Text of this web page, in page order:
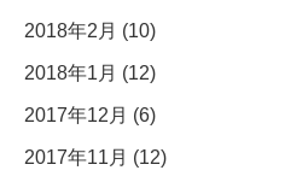
2018年2月 (10)
2018年1月 (12)
2017年12月 (6)
2017年11月 (12)